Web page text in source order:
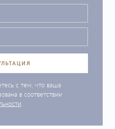
с тем, что ваша
в соответствии